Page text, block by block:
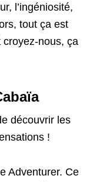
l’ingéniosité,
tout ça est
croyez-nous, ça
découvrir les
!
Adventurer. Ce